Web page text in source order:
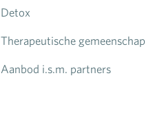
Detox
Therapeutische gemeenschap
Aanbod i.s.m. partners